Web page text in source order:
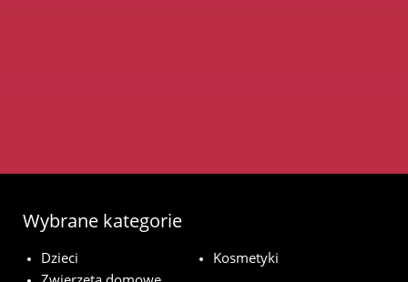
Wybrane kategorie
Dzieci
Kosmetyki